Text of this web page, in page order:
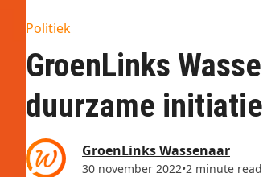
Politiek
GroenLinks
duurzame
GroenLinks Wassenaar
30 november 2022•2 minute read